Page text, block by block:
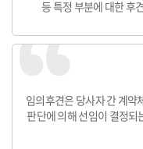
등 특정 부분에 대한 후
임의후견은 당사자 간 계약
판단에 의해 선임이 결정